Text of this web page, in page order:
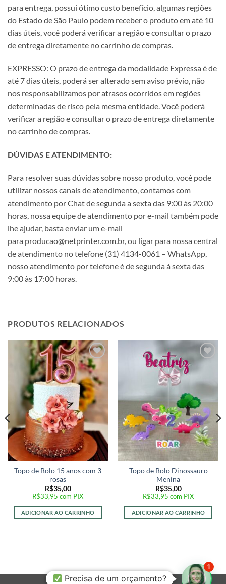
para entrega, possui ótimo custo benefício, algumas regiões
do Estado de São Paulo podem receber o produto em até 10
dias úteis, você poderá verificar a região e consultar o prazo
de entrega diretamente no carrinho de compras.
EXPRESSO: O prazo de entrega da modalidade Expressa é de
até 7 dias úteis, poderá ser alterado sem aviso prévio, não
nos responsabilizamos por atrasos ocorridos em regiões
determinadas de risco pela mesma entidade. Você poderá
verificar a região e consultar o prazo de entrega diretamente
no carrinho de compras.
DÚVIDAS E ATENDIMENTO:
Para resolver suas dúvidas sobre nosso produto, você pode
utilizar nossos canais de atendimento, contamos com
atendimento por Chat de segunda a sexta das 9:00 às 20:00
horas, nossa equipe de atendimento por e-mail também pode
lhe ajudar, basta enviar um e-mail
para producao@netprinter.com.br, ou ligar para nossa central
de atendimento no telefone (31) 4134-0061 – WhatsApp,
nosso atendimento por telefone é de segunda à sexta das
9:00 às 17:00 horas.
PRODUTOS RELACIONADOS
Adicionar
a lista de
desejos
Topo de Bolo 15 anos com 3
rosas
R$35,00
R$33,95 com PIX
ADICIONAR AO CARRINHO
Adicionar
a lista de
Topo de Bolo Dinossauro
Menina
R$35,00
R$33,95 com PIX
ADICIONAR AO CARRINHO
Precisa de um orçamento?
1